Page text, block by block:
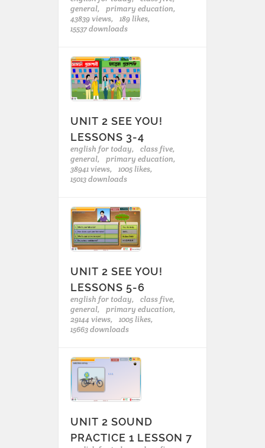
general,
primary education,
43839 views,
189 likes,
15537 downloads
UNIT 2 SEE YOU!
LESSONS 3-4
english for today,
class five,
general,
primary education,
38941 views,
1005 likes,
15013 downloads
UNIT 2 SEE YOU!
LESSONS 5-6
english for today,
class five,
general,
primary education,
29144 views,
1005 likes,
15663 downloads
UNIT 2 SOUND
PRACTICE 1 LESSON 7